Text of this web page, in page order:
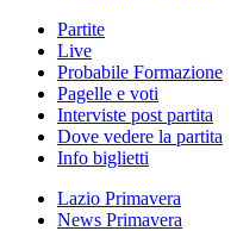
Partite
Live
Probabile Formazione
Pagelle e voti
Interviste post partita
Dove vedere la partita
Info biglietti
Lazio Primavera
News Primavera